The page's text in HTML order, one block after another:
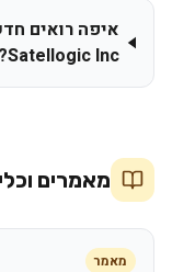
איפה רואים
Satellogic Inc?
מאמרים
מאמר